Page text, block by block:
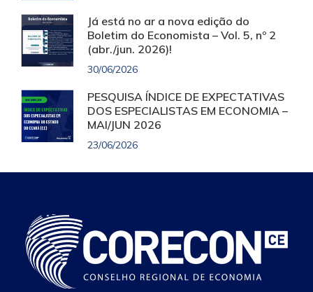
Já está no ar a nova edição do
Boletim do Economista – Vol. 5, nº 2
(abr./jun. 2026)!
30/06/2026
PESQUISA ÍNDICE DE EXPECTATIVAS
DOS ESPECIALISTAS EM ECONOMIA –
MAI/JUN 2026
23/06/2026